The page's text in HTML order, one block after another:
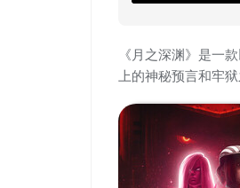
《月之深渊》是一
上的神秘预言和牢